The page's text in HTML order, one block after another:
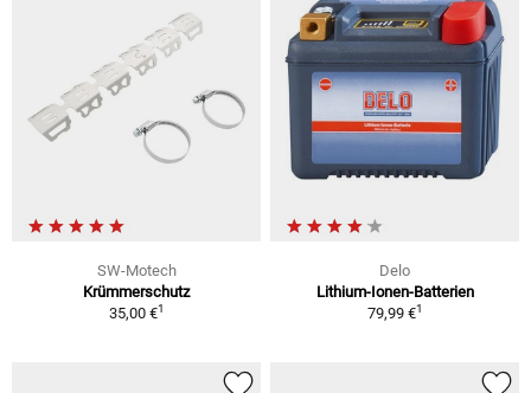
SW-Motech
Krümmerschutz
35,00 €1
Delo
Lithium-Ionen-Batterien
79,99 €1